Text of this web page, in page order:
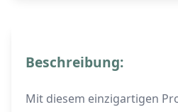
Beschreibung:
Mit diesem einzigartigen